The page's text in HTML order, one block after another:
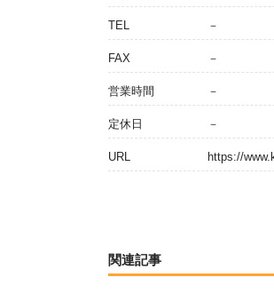
TEL －
FAX －
営業時間 －
定休日 －
URL https://
関連記事